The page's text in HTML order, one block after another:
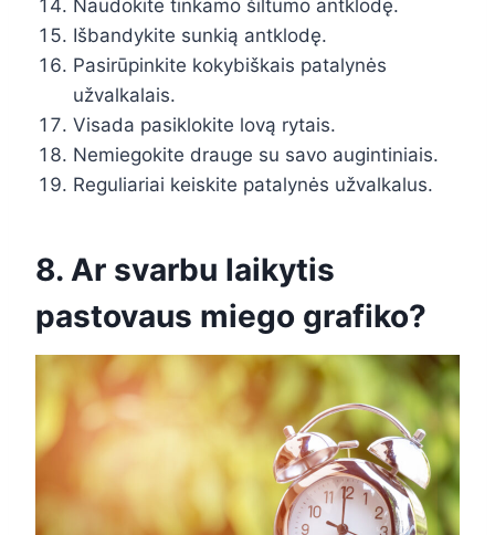
Naudokite tinkamo šiltumo antklodę.
Išbandykite sunkią antklodę.
Pasirūpinkite kokybiškais patalynės
užvalkalais.
Visada pasiklokite lovą rytais.
Nemiegokite drauge su savo augintiniais.
Reguliariai keiskite patalynės užvalkalus.
8. Ar svarbu laikytis
pastovaus miego grafiko?